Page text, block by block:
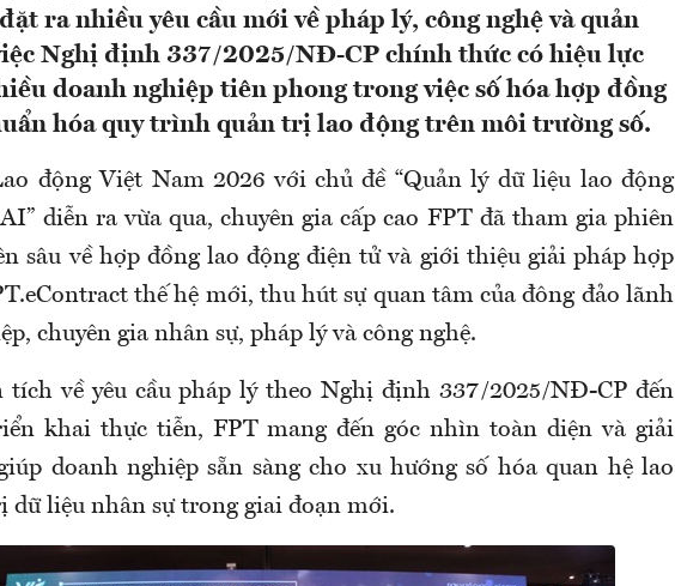
ra nhiều yêu cầu mới về pháp lý, công nghệ và quản
Nghị định 337/2025/NĐ-CP chính thức có hiệu lực
doanh nghiệp tiên phong trong việc số hóa hợp đồng
hóa quy trình quản trị lao động trên môi trường số.
động Việt Nam 2026 với chủ đề “Quản lý dữ liệu lao động
diễn ra vừa qua, chuyên gia cấp cao FPT đã tham gia phiên
sâu về hợp đồng lao động điện tử và giới thiệu giải pháp hợp
thế hệ mới, thu hút sự quan tâm của đông đảo lãnh
chuyên gia nhân sự, pháp lý và công nghệ.
tích về yêu cầu pháp lý theo Nghị định 337/2025/NĐ-CP đến
khai thực tiễn, FPT mang đến góc nhìn toàn diện và giải
doanh nghiệp sẵn sàng cho xu hướng số hóa quan hệ lao
dữ liệu nhân sự trong giai đoạn mới.